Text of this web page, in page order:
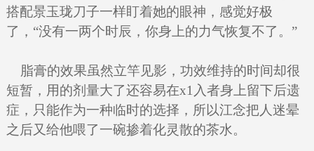
搭配景玉珑刀子一样盯着她的眼神，感觉好极
了，“没有一两个时辰，你身上的力气恢复不了。”
脂膏的效果虽然立竿见影，功效维持的时间却很
短暂，用的剂量大了还容易在x1入者身上留下后遗
症，只能作为一种临时的选择，所以江念把人迷晕
之后又给他喂了一碗掺着化灵散的茶水。